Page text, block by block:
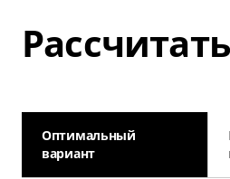
Оптимальный
вариант